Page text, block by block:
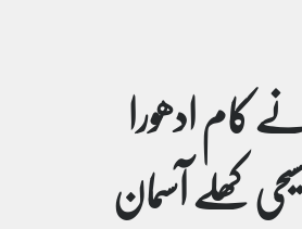
کام ادھورا
کھلے آسمان